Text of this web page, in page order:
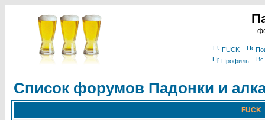
FUCK
Профиль
Список форумов Падонки и
FUCK